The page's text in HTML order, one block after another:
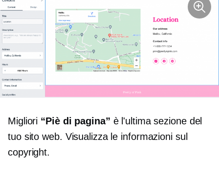
Migliori “Piè di pagina” è l'ultima sezione del
tuo sito web. Visualizza le informazioni sul
copyright.